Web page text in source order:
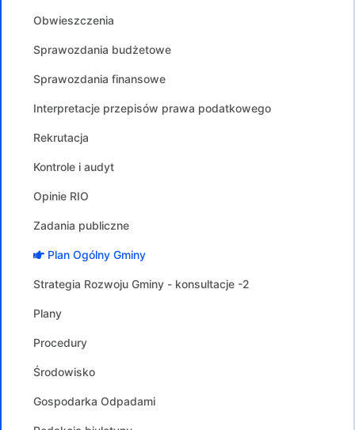
Obwieszczenia
Sprawozdania budżetowe
Sprawozdania finansowe
Interpretacje przepisów prawa podatkowego
Rekrutacja
Kontrole i audyt
Opinie RIO
Zadania publiczne
Plan Ogólny Gminy
Strategia Rozwoju Gminy - konsultacje -2
Plany
Procedury
Środowisko
Gospodarka Odpadami